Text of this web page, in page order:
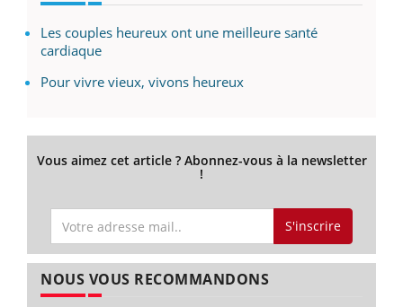
Les couples heureux ont une meilleure santé
cardiaque
Pour vivre vieux, vivons heureux
Vous aimez cet article ? Abonnez-vous à la newsletter
!
S'inscrire
NOUS VOUS RECOMMANDONS